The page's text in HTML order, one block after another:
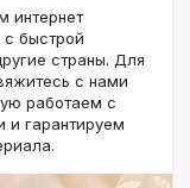
интернет
быстрой
страны. Для
с нами
работаем с
и гарантируем